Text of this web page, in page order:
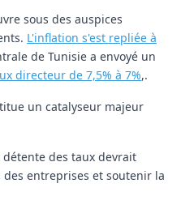
sous des auspices
L'inflation s'est repliée à
de Tunisie a envoyé un
directeur de 7,5% à 7%,.
un catalyseur majeur
détente des taux devrait
entreprises et soutenir la